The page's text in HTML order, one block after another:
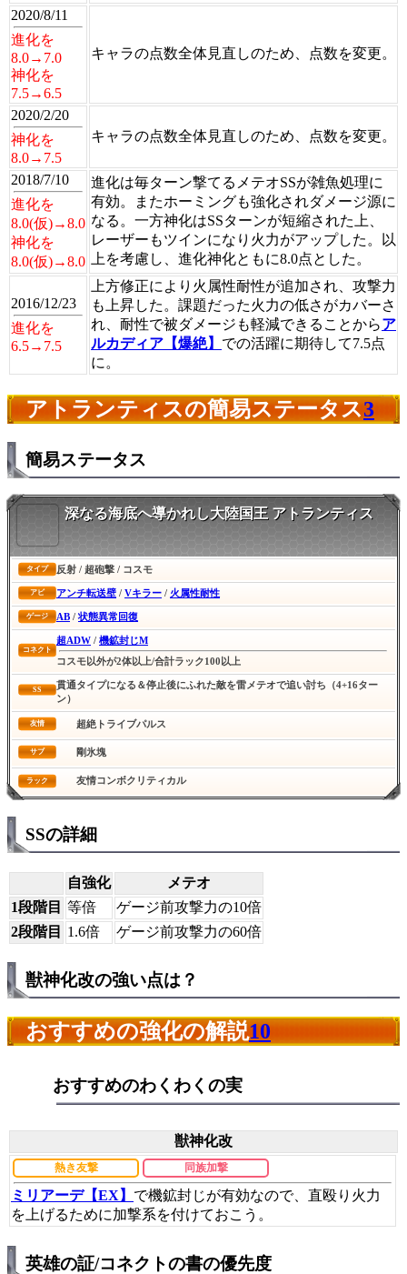
2020/8/11
進化を
8.0→7.0
神化を
7.5→6.5
キャラの点数全体見直しのため、点数を変更。
2020/2/20
神化を
8.0→7.5
キャラの点数全体見直しのため、点数を変更。
2018/7/10
進化を
8.0(仮)→8.0
神化を
8.0(仮)→8.0
進化は毎ターン撃てるメテオSSが雑魚処理に
有効。またホーミングも強化されダメージ源に
なる。一方神化はSSターンが短縮された上、
レーザーもツインになり火力がアップした。以
上を考慮し、進化神化ともに8.0点とした。
2016/12/23
進化を
6.5→7.5
上方修正により火属性耐性が追加され、攻撃力
も上昇した。課題だった火力の低さがカバーさ
れ、耐性で被ダメージも軽減できることからア
ルカディア【爆絶】 での活躍に期待して7.5点
に。
アトランティスの簡易ステータス3
簡易ステータス
深なる海底へ導かれし大陸国王 アトランティス
タイプ 反射 / 超砲撃 / コスモ
アビ アンチ転送壁 / Vキラー / 火属性耐性
ゲージ AB /状態異常回復
コネクト
超ADW / 機鉱封じM
コスモ以外が2体以上/合計ラック100以上
SS
貫通タイプになる＆停止後にふれた敵を雷メテオで追い討ち（4+16ター
ン）
友情 超絶トライブパルス
サブ 剛氷塊
ラック 友情コンボクリティカル
SSの詳細
自強化
メテオ
1段階目 等倍
ゲージ前攻撃力の10倍
2段階目
1.6倍 ゲージ前攻撃力の60倍
獣神化改の強い点は？
おすすめの強化の解説10
おすすめのわくわくの実
獣神化改
熱き友撃 同族加撃
ミリアーデ【EX】 で機鉱封じが有効なので、直殴り火力
を上げるために加撃系を付けておこう。
英雄の証/コネクトの書の優先度